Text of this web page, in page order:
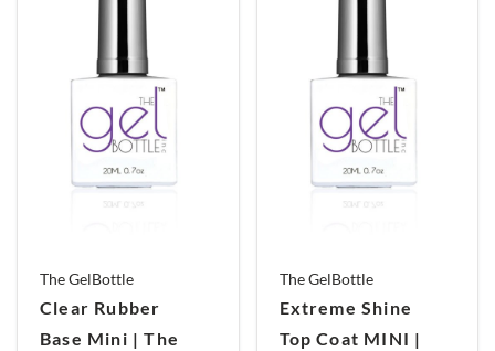
The GelBottle
Clear Rubber
Base Mini | The
The GelBottle
Extreme Shine
Top Coat MINI |